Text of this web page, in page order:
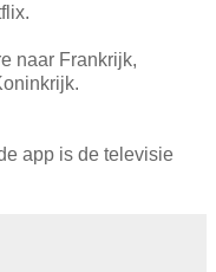
naar Frankrijk,
app is de televisie